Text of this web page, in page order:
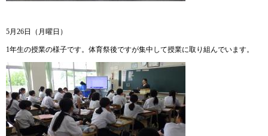
5月26日（月曜日）
1年生の授業の様子です。体育祭後ですが集中して授業に取り組んでいます。